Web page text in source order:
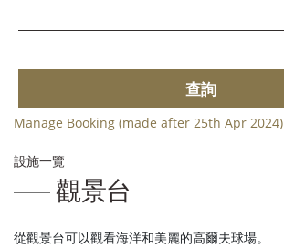
查詢
Manage Booking (made after 25th Apr 2024)
設施一覽
觀景台
從觀景台可以觀看海洋和美麗的高爾夫球場。